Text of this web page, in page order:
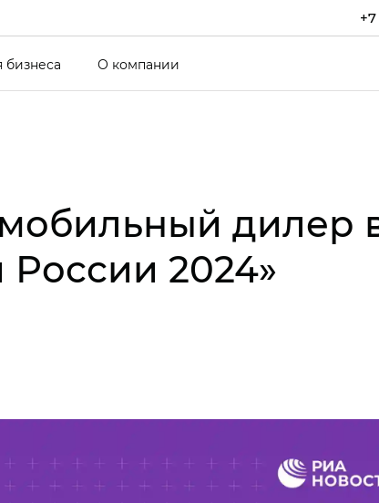
бизнеса О компании
дилер
России 2024»